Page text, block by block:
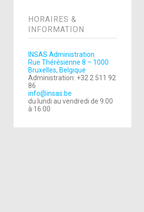
HORAIRES &
INFORMATION
INSAS Administration
Rue Thérésienne 8 – 1000
Bruxelles, Belgique
Administration: +32 2 511 92
86
info@insas.be
du lundi au vendredi de 9:00
à 16:00